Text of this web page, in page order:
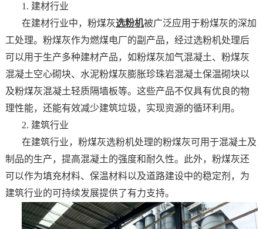
1. 建材行业
在建材行业中，粉煤灰选粉机被广泛应用于粉煤灰的深加
工处理。粉煤灰作为燃煤电厂的副产品，经过选粉机处理后
可以用于生产多种建材产品，如粉煤灰加气混凝土、粉煤灰
混凝土空心砌块、水泥粉煤灰膨胀珍珠岩混凝土保温砌块以
及粉煤灰混凝土轻质隔墙板等。这些产品不仅具有优良的物
理性能，还能有效减少建筑垃圾，实现资源的循环利用。
2. 建筑行业
在建筑行业，粉煤灰选粉机处理的粉煤灰可用于混凝土及
制品的生产，提高混凝土的强度和耐久性。此外，粉煤灰还
可以作为填充材料、保温材料以及道路建设中的稳定剂，为
建筑行业的可持续发展提供了有力支持。